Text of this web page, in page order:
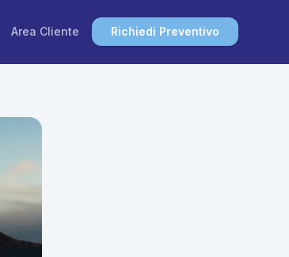
Area Cliente Richiedi Preventivo